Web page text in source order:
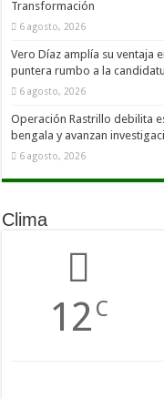
Transformación
6 agosto, 2026
Vero Díaz amplía su ventaja
puntera rumbo a la
6 agosto, 2026
Operación Rastrillo debilita
bengala y avanzan
6 agosto, 2026
Clima
12 C